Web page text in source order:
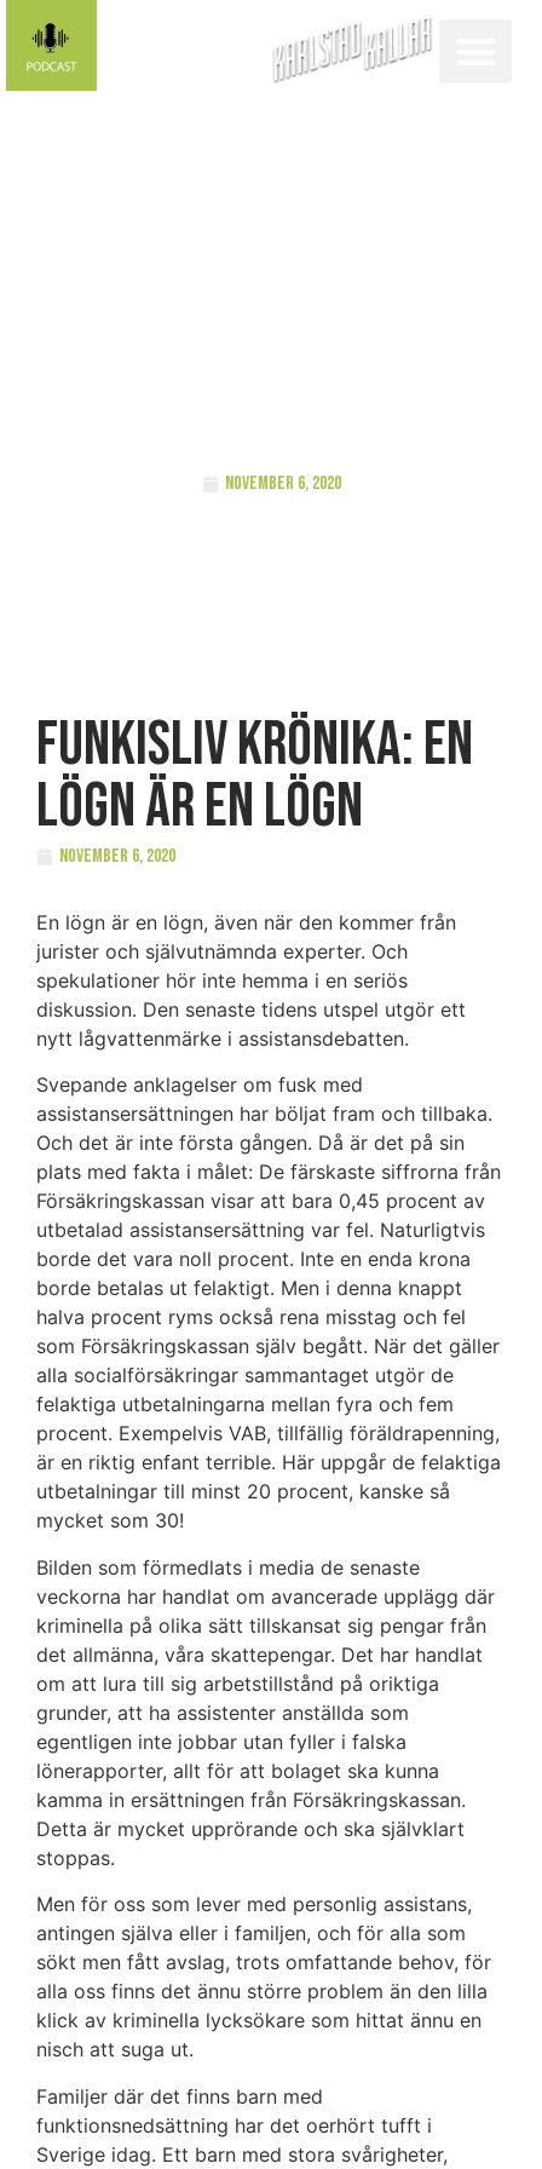
november 6, 2020
FUNKISLIV Krönika: En
lögn är en lögn
november 6, 2020
En lögn är en lögn, även när den kommer från
jurister och självutnämnda experter. Och
spekulationer hör inte hemma i en seriös
diskussion. Den senaste tidens utspel utgör ett
nytt lågvattenmärke i assistansdebatten.
Svepande anklagelser om fusk med
assistansersättningen har böljat fram och tillbaka.
Och det är inte första gången. Då är det på sin
plats med fakta i målet: De färskaste siffrorna från
Försäkringskassan visar att bara 0,45 procent av
utbetalad assistansersättning var fel. Naturligtvis
borde det vara noll procent. Inte en enda krona
borde betalas ut felaktigt. Men i denna knappt
halva procent ryms också rena misstag och fel
som Försäkringskassan själv begått. När det gäller
alla socialförsäkringar sammantaget utgör de
felaktiga utbetalningarna mellan fyra och fem
procent. Exempelvis VAB, tillfällig föräldrapenning,
är en riktig enfant terrible. Här uppgår de felaktiga
utbetalningar till minst 20 procent, kanske så
mycket som 30!
Bilden som förmedlats i media de senaste
veckorna har handlat om avancerade upplägg där
kriminella på olika sätt tillskansat sig pengar från
det allmänna, våra skattepengar. Det har handlat
om att lura till sig arbetstillstånd på oriktiga
grunder, att ha assistenter anställda som
egentligen inte jobbar utan fyller i falska
lönerapporter, allt för att bolaget ska kunna
kamma in ersättningen från Försäkringskassan.
Detta är mycket upprörande och ska självklart
stoppas.
Men för oss som lever med personlig assistans,
antingen själva eller i familjen, och för alla som
sökt men fått avslag, trots omfattande behov, för
alla oss finns det ännu större problem än den lilla
klick av kriminella lycksökare som hittat ännu en
nisch att suga ut.
Familjer där det finns barn med
funktionsnedsättning har det oerhört tufft i
Sverige idag. Ett barn med stora svårigheter,